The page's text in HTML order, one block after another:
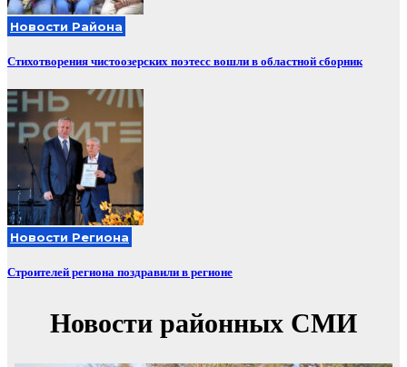
Новости Района
Стихотворения чистоозерских поэтесс вошли в областной сборник
Новости Региона
Строителей региона поздравили в регионе